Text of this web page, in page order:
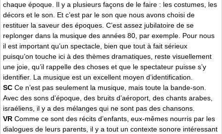
chaque époque. Il y a plusieurs façons de le faire : les costumes, les
décors et le son. Et c’est par le son que nous avons choisi de
restituer la saveur des époques. C’est assez jubilatoire de se
replonger dans la musique des années 80, par exemple. Pour nous
il est important qu’un spectacle, bien que tout à fait sérieux
puisqu’on touche ici à des thèmes dramatiques, reste visuellement
une joie, qu’il rappelle des choses et que le spectateur puisse s’y
identifier. La musique est un excellent moyen d’identification.
SC Ce n’est pas seulement la musique, mais toute la bande-son.
Avec des sons d’époque, des bruits d’aéroport, des chants arabes,
israéliens, il y a des mélanges qui ne sont pas des chansons.
VR Comme ce sont des récits d’enfants, eux-mêmes nourris par les
dialogues de leurs parents, il y a tout un contexte sonore intéressant